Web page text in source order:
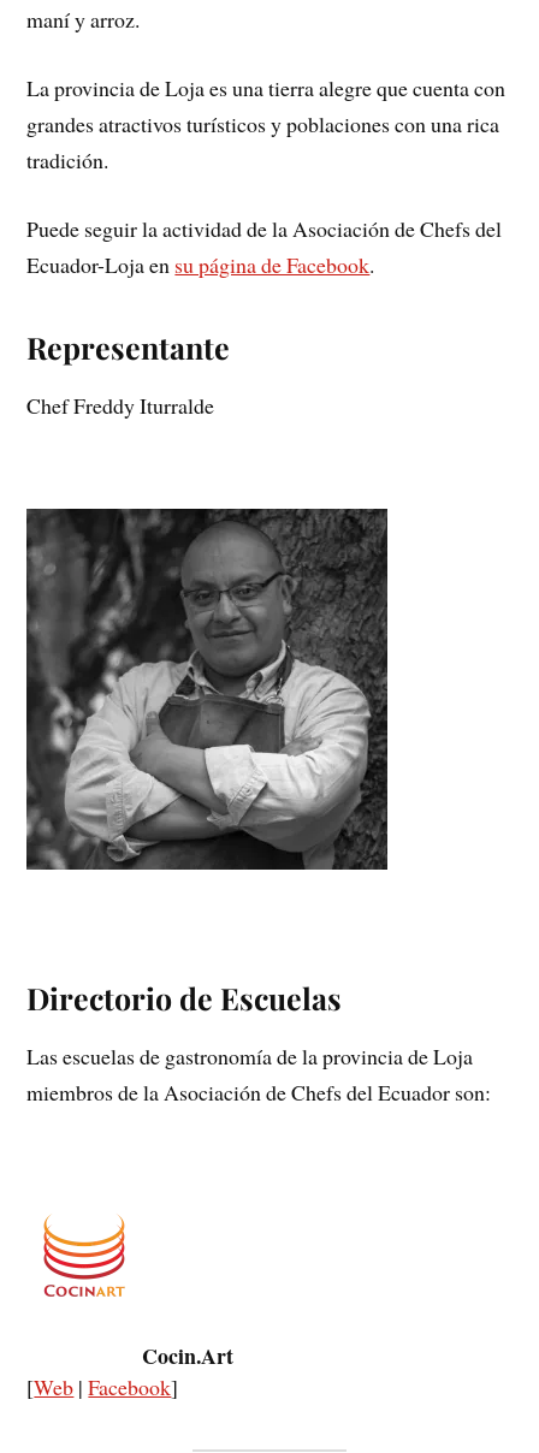
maní y arroz.
La provincia de Loja es una tierra alegre que cuenta con
grandes atractivos turísticos y poblaciones con una rica
tradición.
Puede seguir la actividad de la Asociación de Chefs del
Ecuador-Loja en su página de Facebook.
Representante
Chef Freddy Iturralde
Directorio de Escuelas
Las escuelas de gastronomía de la provincia de Loja
miembros de la Asociación de Chefs del Ecuador son:
Cocin.Art
[Web |Facebook]